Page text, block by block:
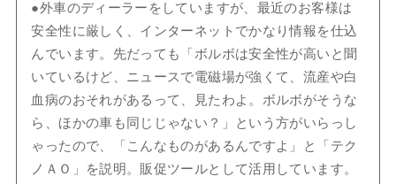
●外車のディーラーをしていますが、最近のお客様は
安全性に厳しく、インターネットでかなり情報を仕込
んでいます。先だっても「ボルボは安全性が高いと聞
いているけど、ニュースで電磁場が強くて、流産や白
血病のおそれがあるって、見たわよ。ボルボがそうな
ら、ほかの車も同じじゃない？」という方がいらっし
ゃったので、「こんなものがあるんですよ」と「テク
ノＡＯ」を説明。販促ツールとして活用しています。